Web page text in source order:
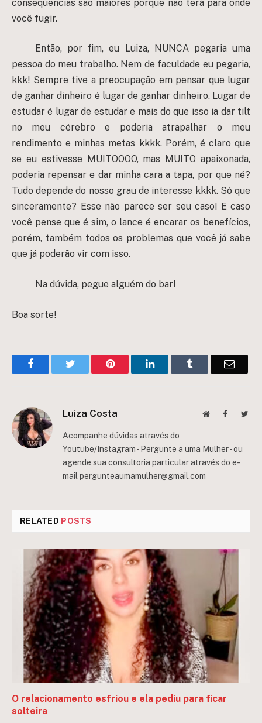
consequências são maiores porque não terá para onde
você fugir.
Então, por fim, eu Luiza, NUNCA pegaria uma
pessoa do meu trabalho. Nem de faculdade eu pegaria,
kkk! Sempre tive a preocupação em pensar que lugar
de ganhar dinheiro é lugar de ganhar dinheiro. Lugar de
estudar é lugar de estudar e mais do que isso ia dar tilt
no meu cérebro e poderia atrapalhar o meu
rendimento e minhas metas kkkk. Porém, é claro que
se eu estivesse MUITOOOO, mas MUITO apaixonada,
poderia repensar e dar minha cara a tapa, por que né?
Tudo depende do nosso grau de interesse kkkk. Só que
sinceramente? Esse não parece ser seu caso! E caso
você pense que é sim, o lance é encarar os benefícios,
porém, também todos os problemas que você já sabe
que já poderão vir com isso.
Na dúvida, pegue alguém do bar!
Boa sorte!
FacebookTwitter Pinterest LinkedInTumblr Email
Luiza Costa WebsiteFacebook
Acompanhe dúvidas através do
Youtube/Instagram - Pergunte a uma Mulher - ou
agende sua consultoria particular através do e-
mail pergunteaumamulher@gmail.com
RELATED POSTS
O relacionamento esfriou e ela pediu para ficar
solteira